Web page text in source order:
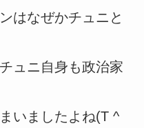
はなぜかチュニと
ュニ自身も政治家
いましたよね(T ^